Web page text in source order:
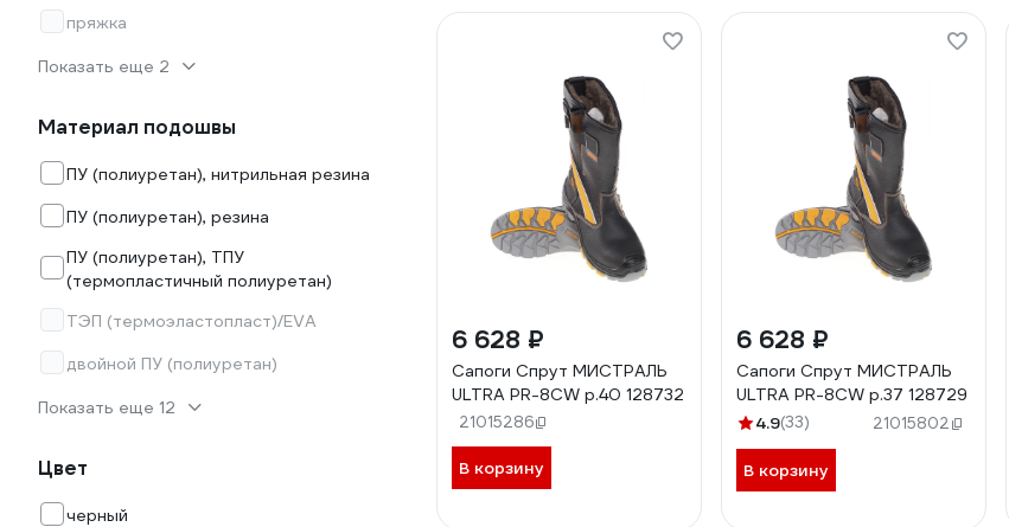
пряжка
Показать еще 2
Материал подошвы
ПУ (полиуретан), нитрильная резина
ПУ (полиуретан), резина
ПУ (полиуретан), ТПУ
(термопластичный полиуретан)
TЭП (термоэластопласт)/EVA
двойной ПУ (полиуретан)
Показать еще 12
Цвет
черный
6 628 ₽
Сапоги Спрут МИСТРАЛЬ
ULTRA PR-8CW р.40 128732
21015286
В корзину
6 628 ₽
Сапоги Спрут МИСТРАЛЬ
ULTRA PR-8CW р.37 128729
4.9(33) 21015802
В корзину